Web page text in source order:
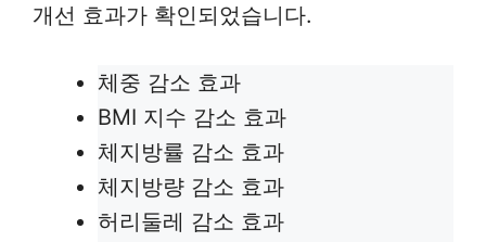
개선 효과가 확인되었습니다.
체중 감소 효과
BMI 지수 감소 효과
체지방률 감소 효과
체지방량 감소 효과
허리둘레 감소 효과